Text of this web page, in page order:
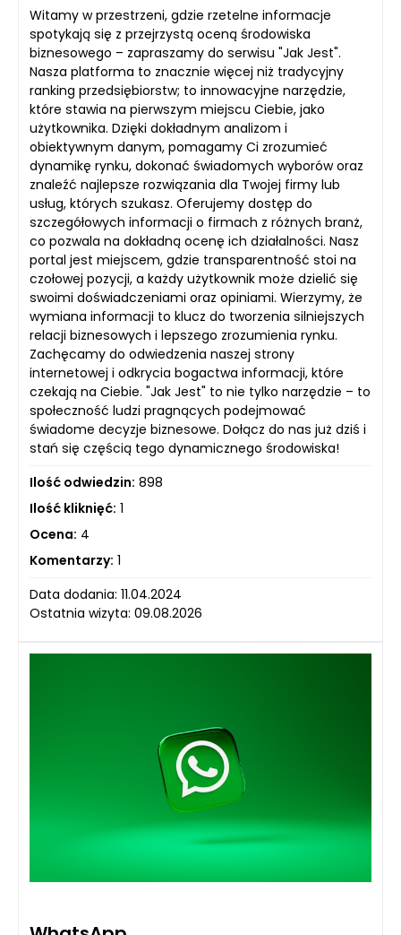
Witamy w przestrzeni, gdzie rzetelne informacje
spotykają się z przejrzystą oceną środowiska
biznesowego – zapraszamy do serwisu "Jak Jest".
Nasza platforma to znacznie więcej niż tradycyjny
ranking przedsiębiorstw; to innowacyjne narzędzie,
które stawia na pierwszym miejscu Ciebie, jako
użytkownika. Dzięki dokładnym analizom i
obiektywnym danym, pomagamy Ci zrozumieć
dynamikę rynku, dokonać świadomych wyborów oraz
znaleźć najlepsze rozwiązania dla Twojej firmy lub
usług, których szukasz. Oferujemy dostęp do
szczegółowych informacji o firmach z różnych branż,
co pozwala na dokładną ocenę ich działalności. Nasz
portal jest miejscem, gdzie transparentność stoi na
czołowej pozycji, a każdy użytkownik może dzielić się
swoimi doświadczeniami oraz opiniami. Wierzymy, że
wymiana informacji to klucz do tworzenia silniejszych
relacji biznesowych i lepszego zrozumienia rynku.
Zachęcamy do odwiedzenia naszej strony
internetowej i odkrycia bogactwa informacji, które
czekają na Ciebie. "Jak Jest" to nie tylko narzędzie – to
społeczność ludzi pragnących podejmować
świadome decyzje biznesowe. Dołącz do nas już dziś i
stań się częścią tego dynamicznego środowiska!
Ilość odwiedzin: 898
Ilość kliknięć: 1
Ocena: 4
Komentarzy: 1
Data dodania: 11.04.2024
Ostatnia wizyta: 09.08.2026